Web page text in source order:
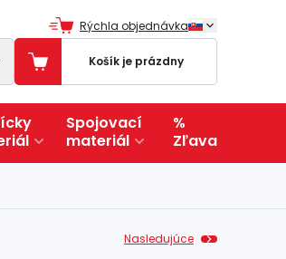
Rýchla objednávka
Košík je prázdny
Spojovací
materiál
%
Zľava
Nasledujúce